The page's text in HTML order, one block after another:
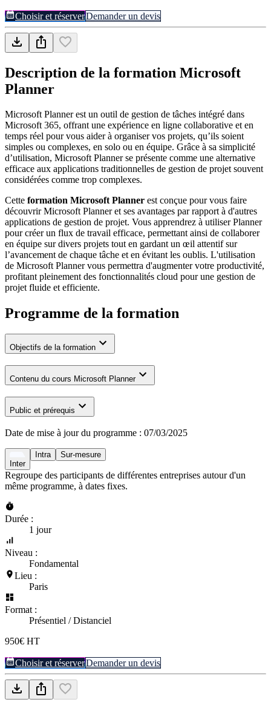
Choisir et réserverDemander un devis
Description de la formation Microsoft
Planner
Microsoft Planner est un outil de gestion de tâches intégré dans
Microsoft 365, offrant une expérience en ligne collaborative et en
temps réel pour vous aider à organiser vos projets, qu’ils soient
simples ou complexes, en solo ou en équipe. Grâce à sa simplicité
d’utilisation, Microsoft Planner se présente comme une alternative
efficace aux applications traditionnelles de gestion de projet souvent
considérées comme trop complexes.
Cette formation Microsoft Planner est conçue pour vous faire
découvrir Microsoft Planner et ses avantages par rapport à d'autres
applications de gestion de projet. Vous apprendrez à utiliser Planner
pour créer un flux de travail efficace, permettant ainsi de collaborer
en équipe sur divers projets tout en gardant un œil attentif sur
l’avancement de chaque tâche et en évitant les oublis. L'utilisation
de Microsoft Planner vous permettra d'augmenter votre productivité,
profitant pleinement des fonctionnalités cloud pour une gestion de
projet fluide et efficiente.
Programme de la formation
Objectifs de la formation
Contenu du cours Microsoft Planner
Public et prérequis
Date de mise à jour du programme : 07/03/2025
Inter
Intra Sur-mesure
Regroupe des participants de différentes entreprises autour d'un
même programme, à dates fixes.
Durée :
1 jour
Niveau :
Fondamental
Lieu :
Paris
Format :
Présentiel / Distanciel
950€ HT
Choisir et réserverDemander un devis